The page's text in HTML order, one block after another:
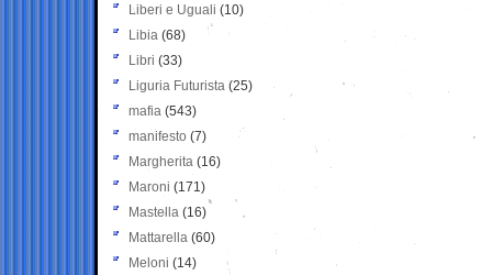
Liberi e Uguali (10)
Libia (68)
Libri (33)
Liguria Futurista (25)
mafia (543)
manifesto (7)
Margherita (16)
Maroni (171)
Mastella (16)
Mattarella (60)
Meloni (14)